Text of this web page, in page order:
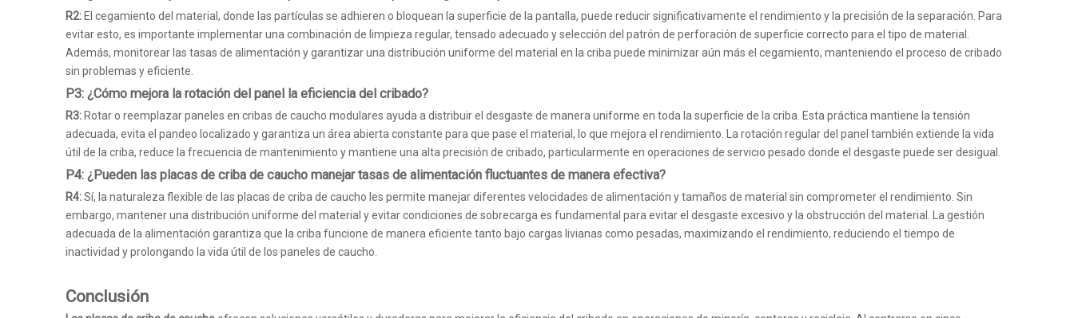
R2: El cegamiento del material, donde las partículas se adhieren o bloquean la superficie de la pantalla, puede reducir significativamente el rendimiento y la precisión de la separación. Para
evitar esto, es importante implementar una combinación de limpieza regular, tensado adecuado y selección del patrón de perforación de superficie correcto para el tipo de material.
Además, monitorear las tasas de alimentación y garantizar una distribución uniforme del material en la criba puede minimizar aún más el cegamiento, manteniendo el proceso de cribado
sin problemas y eficiente.
P3: ¿Cómo mejora la rotación del panel la eficiencia del cribado?
R3: Rotar o reemplazar paneles en cribas de caucho modulares ayuda a distribuir el desgaste de manera uniforme en toda la superficie de la criba. Esta práctica mantiene la tensión
adecuada, evita el pandeo localizado y garantiza un área abierta constante para que pase el material, lo que mejora el rendimiento. La rotación regular del panel también extiende la vida
útil de la criba, reduce la frecuencia de mantenimiento y mantiene una alta precisión de cribado, particularmente en operaciones de servicio pesado donde el desgaste puede ser desigual.
P4: ¿Pueden las placas de criba de caucho manejar tasas de alimentación fluctuantes de manera efectiva?
R4:Sí, la naturaleza flexible de las placas de criba de caucho les permite manejar diferentes velocidades de alimentación y tamaños de material sin comprometer el rendimiento. Sin
embargo, mantener una distribución uniforme del material y evitar condiciones de sobrecarga es fundamental para evitar el desgaste excesivo y la obstrucción del material. La gestión
adecuada de la alimentación garantiza que la criba funcione de manera eficiente tanto bajo cargas livianas como pesadas, maximizando el rendimiento, reduciendo el tiempo de
inactividad y prolongando la vida útil de los paneles de caucho.
Conclusión